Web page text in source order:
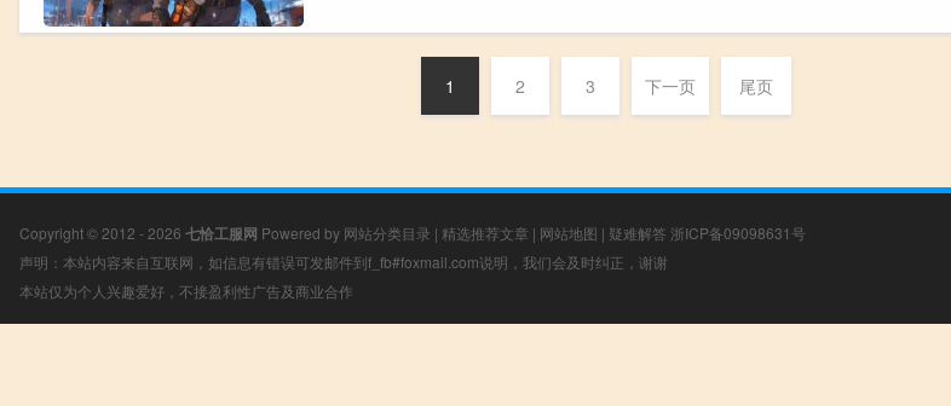
1 2 3 下一页 尾页
Copyright © 2012 - 2026 七恰工服网 Powered by 网站分类目录 | 精选推荐文章 | 网站地图 | 疑难解答 浙ICP备09098631号
声明：本站内容来自互联网，如信息有错误可发邮件到f_fb#foxmail.com说明，我们会及时纠正，谢谢
本站仅为个人兴趣爱好，不接盈利性广告及商业合作